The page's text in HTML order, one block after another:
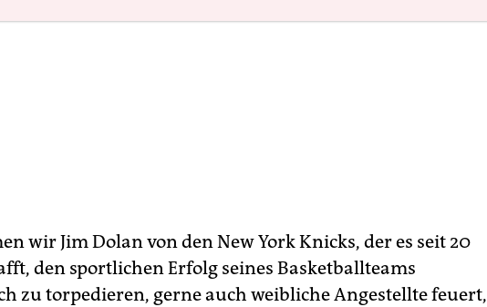
wir Jim Dolan von den New York Knicks, der es seit 20
den sportlichen Erfolg seines Basketballteams
zu torpedieren, gerne auch weibliche Angestellte feuert,